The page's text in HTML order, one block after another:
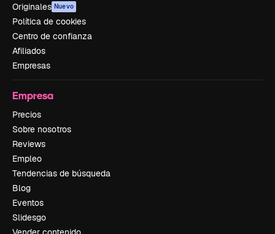
Originales Nuevo
Política de cookies
Centro de confianza
Afiliados
Empresas
Empresa
Precios
Sobre nosotros
Reviews
Empleo
Tendencias de búsqueda
Blog
Eventos
Slidesgo